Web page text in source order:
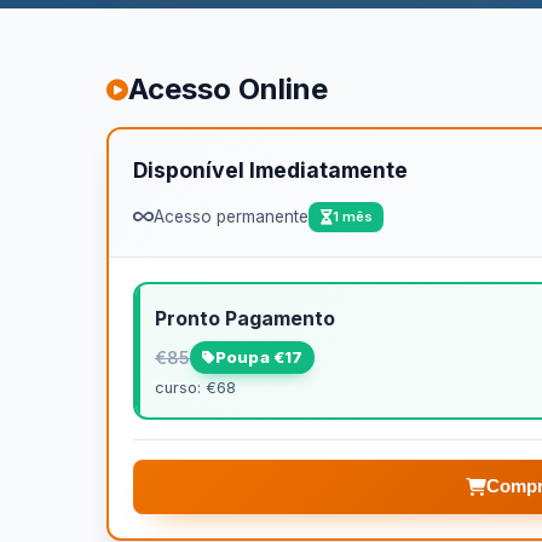
Acesso Online
Disponível Imediatamente
Acesso permanente 1 mês
Pronto Pagamento
€85 Poupa €17
curso: €68